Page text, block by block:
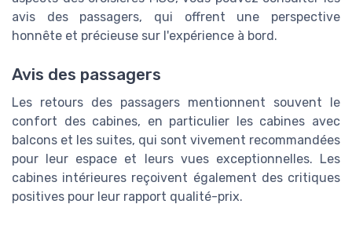
avis des passagers, qui offrent une perspective
honnête et précieuse sur l'expérience à bord.
Avis des passagers
Les retours des passagers mentionnent souvent le
confort des cabines, en particulier les cabines avec
balcons et les suites, qui sont vivement recommandées
pour leur espace et leurs vues exceptionnelles. Les
cabines intérieures reçoivent également des critiques
positives pour leur rapport qualité-prix.